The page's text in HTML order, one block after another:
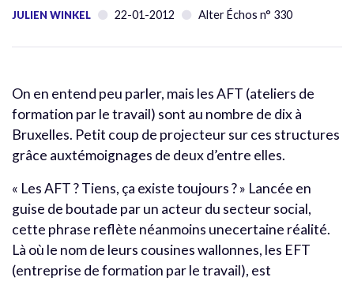
JULIEN WINKEL 22-01-2012 Alter Échos n° 330
On en entend peu parler, mais les AFT (ateliers de
formation par le travail) sont au nombre de dix à
Bruxelles. Petit coup de projecteur sur ces structures
grâce auxtémoignages de deux d’entre elles.
« Les AFT ? Tiens, ça existe toujours ? » Lancée en
guise de boutade par un acteur du secteur social,
cette phrase reflète néanmoins unecertaine réalité.
Là où le nom de leurs cousines wallonnes, les EFT
(entreprise de formation par le travail), est